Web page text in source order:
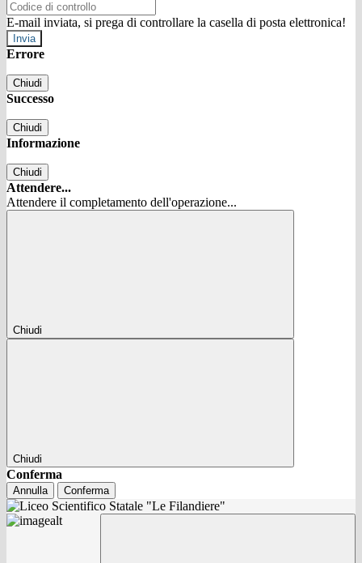
E-mail inviata, si prega di controllare la casella di posta elettronica!
Errore
Chiudi
Successo
Chiudi
Informazione
Chiudi
Attendere...
Attendere il completamento dell'operazione...
Chiudi
Chiudi
Conferma
Annulla Conferma